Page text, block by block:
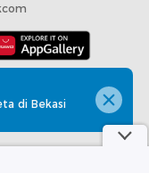
reserved
di Bekasi